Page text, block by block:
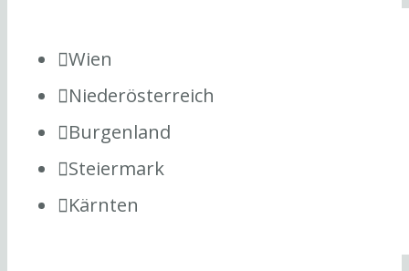
Wien
Niederösterreich
Burgenland
Steiermark
Kärnten